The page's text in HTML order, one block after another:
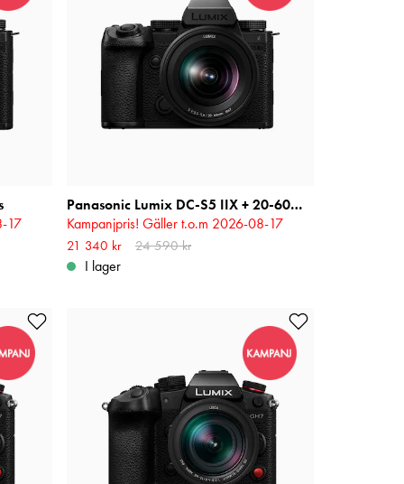
17
Panasonic Lumix DC-S5 IIX + 20-60mm f/3.5-5.6
Kampanjpris! Gäller t.o.m 2026-08-17
Nuvarande pris:21 340 kr
24 590 kr
21 340 kr 24 590 kr
I lager